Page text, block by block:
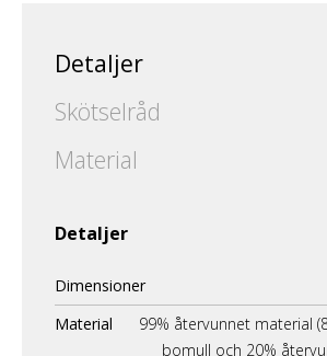
Detaljer
Skötselråd
Material
Detaljer
Dimensioner
Material
99% återvunnet material
bomull och 20%